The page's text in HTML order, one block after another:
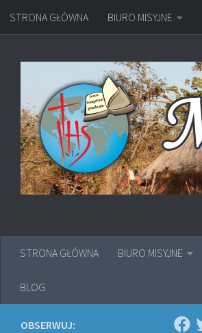
Przejdź do treści
STRONA GŁÓWNA BIURO MISYJNE
STRONA GŁÓWNA BIURO MISYJNE
BLOG
OBSERWUJ: